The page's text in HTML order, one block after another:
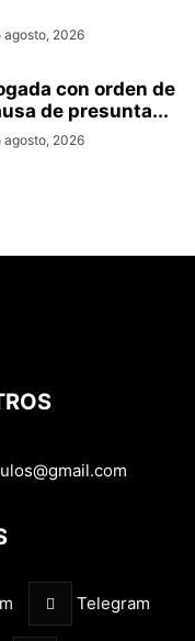
agosto, 2026
con orden de
de presunta...
agosto, 2026
Telegram